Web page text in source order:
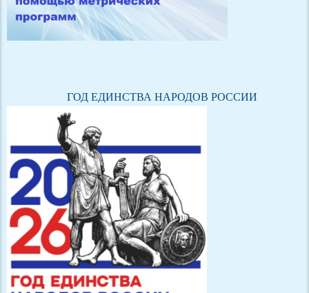
ГОД ЕДИНСТВА НАРОДОВ РОССИИ